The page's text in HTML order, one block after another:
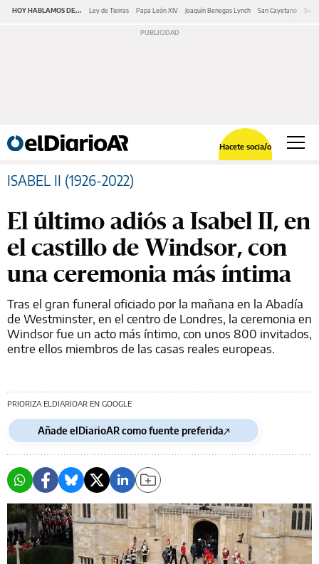
HOY HABLAMOS DE... Ley de Tierras Papa León XIV Joaquín Benegas Lynch San Cayetano
Hacete socia/o
ISABEL II (1926-2022)
El último adiós a Isabel II, en
el castillo de Windsor, con
una ceremonia más íntima
Tras el gran funeral oficiado por la mañana en la Abadía
de Westminster, en el centro de Londres, la ceremonia en
Windsor fue un acto más íntimo, con unos 800 invitados,
entre ellos miembros de las casas reales europeas.
PRIORIZA ELDIARIOAR EN GOOGLE
Añade elDiarioAR como fuente preferida